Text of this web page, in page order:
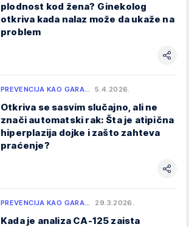
plodnost kod žena? Ginekolog
otkriva kada nalaz može da ukaže na
problem
PREVENCIJA KAO GARA… 5.4.2026.
Otkriva se sasvim slučajno, ali ne
znači automatski rak: Šta je atipična
hiperplazija dojke i zašto zahteva
praćenje?
PREVENCIJA KAO GARA… 29.3.2026.
Kada je analiza CA-125 zaista